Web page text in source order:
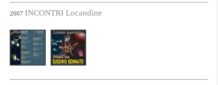
2007 INCONTRI Locandine